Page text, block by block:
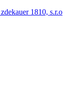
1810, s.r.o